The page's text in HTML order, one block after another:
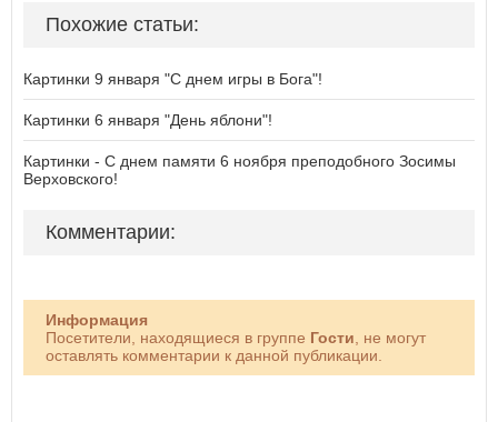
Похожие статьи:
Картинки 9 января "С днем игры в Бога"!
Картинки 6 января "День яблони"!
Картинки - С днем памяти 6 ноября преподобного Зосимы
Верховского!
Комментарии:
Информация
Посетители, находящиеся в группе Гости , не могут
оставлять комментарии к данной публикации.